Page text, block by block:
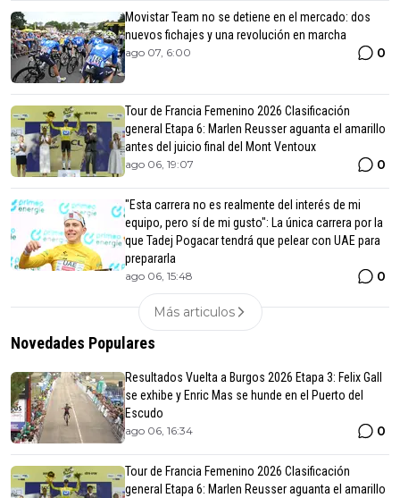
Movistar Team no se detiene en el mercado: dos
nuevos fichajes y una revolución en marcha
ago 07, 6:00 0
Tour de Francia Femenino 2026 Clasificación
general Etapa 6: Marlen Reusser aguanta el amarillo
antes del juicio final del Mont Ventoux
ago 06, 19:07 0
"Esta carrera no es realmente del interés de mi
equipo, pero sí de mi gusto": La única carrera por la
que Tadej Pogacar tendrá que pelear con UAE para
prepararla
ago 06, 15:48 0
Más articulos
Novedades Populares
Resultados Vuelta a Burgos 2026 Etapa 3: Felix Gall
se exhibe y Enric Mas se hunde en el Puerto del
Escudo
ago 06, 16:34 0
Tour de Francia Femenino 2026 Clasificación
general Etapa 6: Marlen Reusser aguanta el amarillo